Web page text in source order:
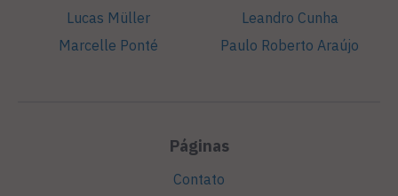
Lucas Müller
Marcelle Ponté
Leandro Cunha
Paulo Roberto Araújo
Páginas
Contato